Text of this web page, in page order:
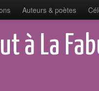
Auteurs & poètes
à La